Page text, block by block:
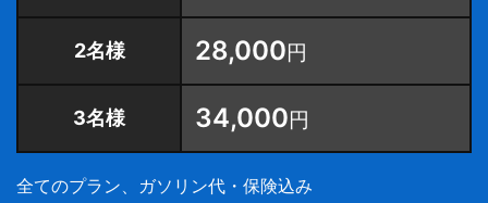
2名様 28,000円
3名様 34,000円
全てのプラン、ガソリン代・保険込み